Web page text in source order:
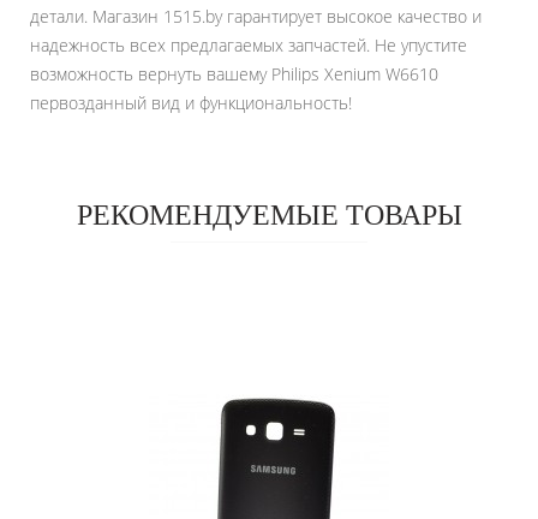
детали. Магазин 1515.by гарантирует высокое качество и
надежность всех предлагаемых запчастей. Не упустите
возможность вернуть вашему Philips Xenium W6610
первозданный вид и функциональность!
РЕКОМЕНДУЕМЫЕ ТОВАРЫ